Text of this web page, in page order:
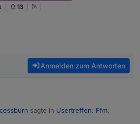
13
Anmelden zum Antworten
sagte in Usertreffen: Ffm: